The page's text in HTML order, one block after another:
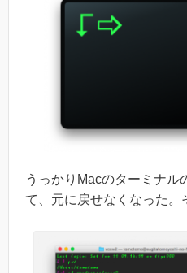
うっかりMacのターミナル
て、元に戻せなくなった。